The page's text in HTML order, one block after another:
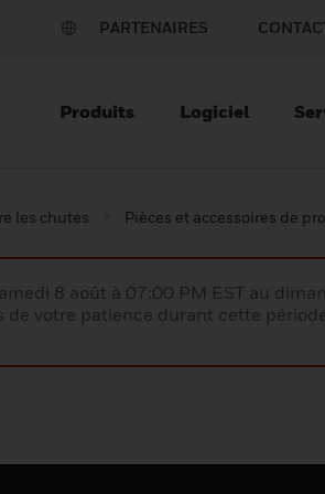
PARTENAIRES
Produits Logiciel
les chutes Pièces et accessoires de
8 août à 07:00 PM EST au
de votre patience durant cette